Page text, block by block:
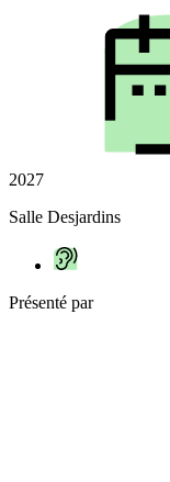
2027
Salle Desjardins
Présenté par